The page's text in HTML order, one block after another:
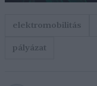
elektromobilitás
pályázat